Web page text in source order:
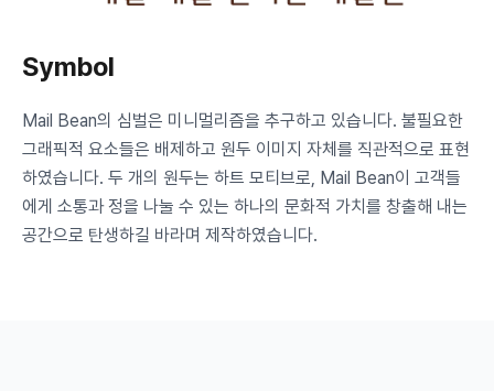
Symbol
Mail Bean의 심벌은 미니멀리즘을 추구하고 있습니다. 불필요한
그래픽적 요소들은 배제하고 원두 이미지 자체를 직관적으로 표현
하였습니다. 두 개의 원두는 하트 모티브로, Mail Bean이 고객들
에게 소통과 정을 나눌 수 있는 하나의 문화적 가치를 창출해 내는
공간으로 탄생하길 바라며 제작하였습니다.